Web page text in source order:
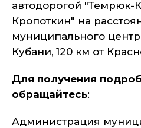
автодорогой "Темрюк-
Кропоткин" на
муниципального
Кубани, 120 км от
Для получения
обращайтесь:
Администрация